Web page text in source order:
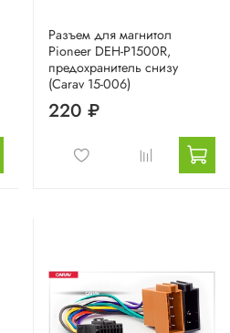
Разъем для магнитол
Pioneer DEH-P1500R,
предохранитель снизу
(Carav 15-006)
220 ₽